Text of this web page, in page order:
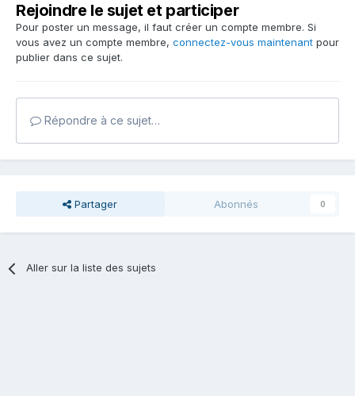
Rejoindre le sujet et participer
Pour poster un message, il faut créer un compte membre. Si
vous avez un compte membre, connectez-vous maintenant pour
publier dans ce sujet.
Répondre à ce sujet…
Partager Abonnés 0
Aller sur la liste des sujets